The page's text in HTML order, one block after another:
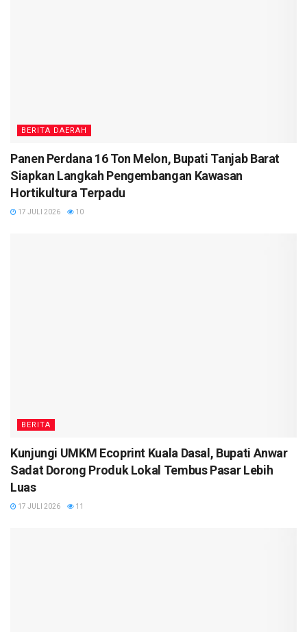
BERITA DAERAH
Panen Perdana 16 Ton Melon, Bupati Tanjab Barat
Siapkan Langkah Pengembangan Kawasan
Hortikultura Terpadu
17 JULI 2026 10
BERITA
Kunjungi UMKM Ecoprint Kuala Dasal, Bupati Anwar
Sadat Dorong Produk Lokal Tembus Pasar Lebih
Luas
17 JULI 2026 11